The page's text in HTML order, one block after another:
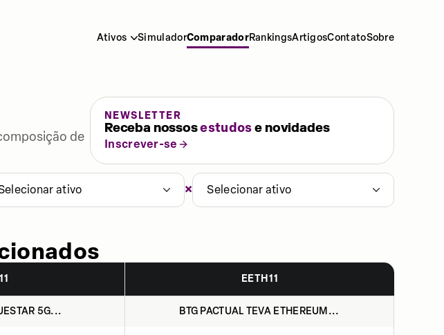
Ativos SimuladorComparadorRankingsArtigosContatoSobre
de
NEWSLETTER
Receba nossosestudose novidades
Inscrever-se
ativo × Selecionar ativo
EETH11
5G... BTG PACTUAL TEVA ETHEREUM...